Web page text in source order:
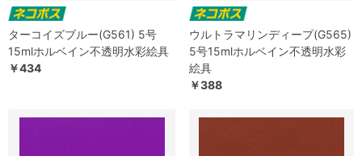
ターコイズブルー(G561) 5号
15mlホルベイン不透明水彩絵具
￥434
ウルトラマリンディープ(G565)
5号15mlホルベイン不透明水彩
絵具
￥388